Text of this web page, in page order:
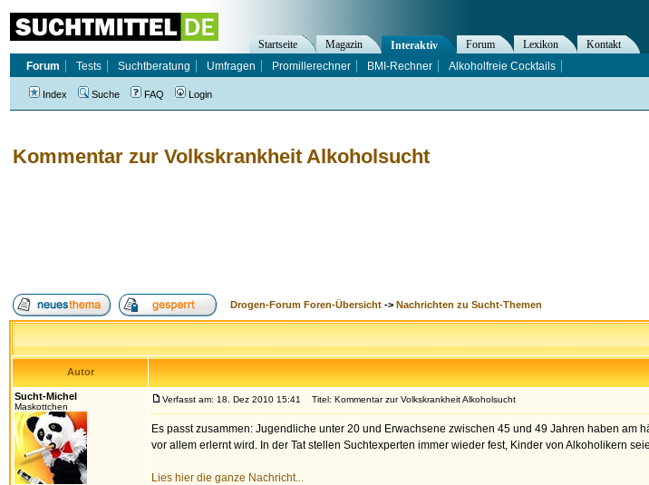
Kommentar zur Volkskrankheit Alkoholsucht
Drogen-Forum Foren-Übersicht -> Nachrichten zu Sucht-Themen
Autor
Sucht-Michel
Maskottchen
Verfasst am: 18. Dez 2010 15:41 Titel: Kommentar zur Volkskrankheit Alkoholsucht
Es passt zusammen: Jugendliche unter 20 und Erwachsene zwischen 45 und 49 Jahren haben
vor allem erlernt wird. In der Tat stellen Suchtexperten immer wieder fest, Kinder von Alkoholikern
Lies hier die ganze Nachricht...
Startseite Magazin Interaktiv Forum Lexikon
Kontakt
Forum
Tests Suchtberatung Umfragen Promillerechner BMI-Rechner Alkoholfreie Cocktails
Index Suche FAQ Login